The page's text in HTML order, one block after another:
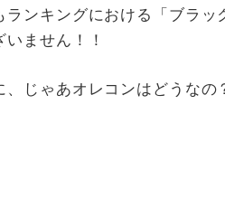
ンキングにおける「ブラッ
ません！！
じゃあオレコンはどうなの